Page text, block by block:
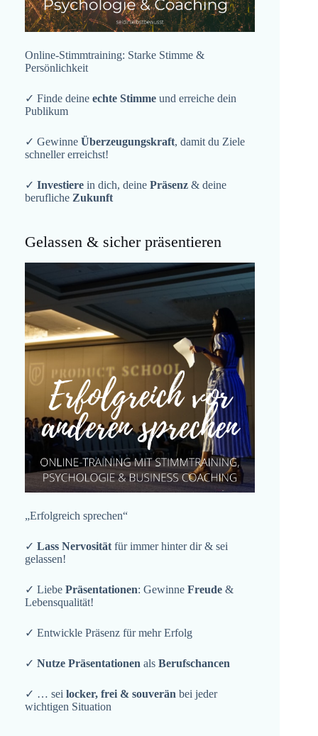
Online-Stimmtraining: Starke Stimme &
Persönlichkeit
✓ Finde deine echte Stimme und erreiche dein
Publikum
✓ Gewinne Überzeugungskraft, damit du Ziele
schneller erreichst!
✓ Investiere in dich, deine Präsenz & deine
berufliche Zukunft
Gelassen & sicher präsentieren
„Erfolgreich sprechen“
✓ Lass Nervositätfür immer hinter dir & sei
gelassen!
✓ Liebe Präsentationen: Gewinne Freude &
Lebensqualität!
✓ Entwickle Präsenz für mehr Erfolg
✓ Nutze Präsentationen als Berufschancen
✓ … sei locker, frei & souverän bei jeder
wichtigen Situation